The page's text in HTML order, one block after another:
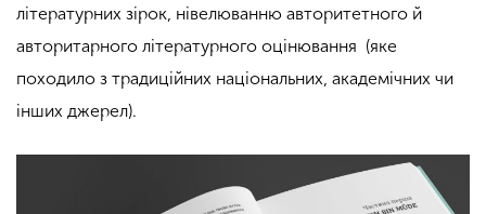
літературних зірок, нівелюванню авторитетного й
авторитарного літературного оцінювання (яке
походило з традиційних національних, академічних чи
інших джерел).